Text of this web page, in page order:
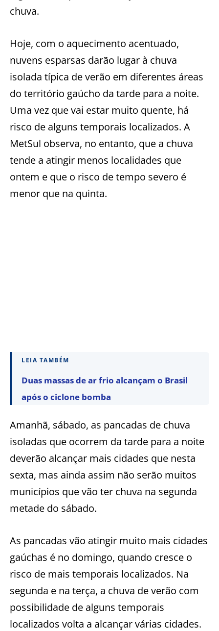
chuva.
Hoje, com o aquecimento acentuado,
nuvens esparsas darão lugar à chuva
isolada típica de verão em diferentes áreas
do território gaúcho da tarde para a noite.
Uma vez que vai estar muito quente, há
risco de alguns temporais localizados. A
MetSul observa, no entanto, que a chuva
tende a atingir menos localidades que
ontem e que o risco de tempo severo é
menor que na quinta.
LEIA TAMBÉM
Duas massas de ar frio alcançam o Brasil
após o ciclone bomba
Amanhã, sábado, as pancadas de chuva
isoladas que ocorrem da tarde para a noite
deverão alcançar mais cidades que nesta
sexta, mas ainda assim não serão muitos
municípios que vão ter chuva na segunda
metade do sábado.
As pancadas vão atingir muito mais cidades
gaúchas é no domingo, quando cresce o
risco de mais temporais localizados. Na
segunda e na terça, a chuva de verão com
possibilidade de alguns temporais
localizados volta a alcançar várias cidades.